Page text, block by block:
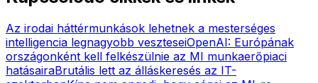
Az irodai háttérmunkások lehetnek a mesterséges
intelligencia legnagyobb veszteseiOpenAI: Európának
országonként kell felkészülnie az MI munkaerőpiaci
hatásairaBrutális lett az álláskeresés az IT-